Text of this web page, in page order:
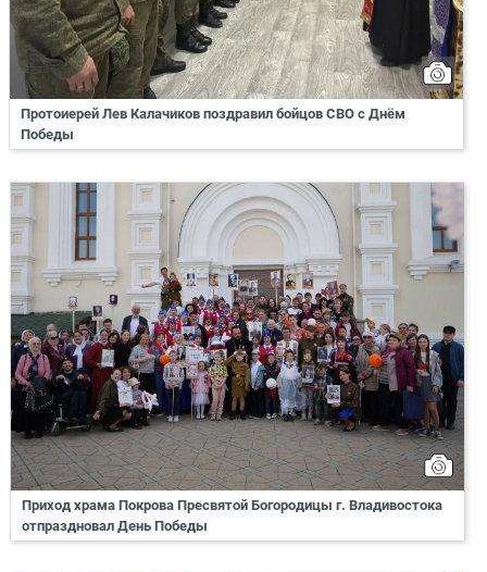
Протоиерей Лев Калачиков поздравил бойцов СВО с Днём
Победы
Приход храма Покрова Пресвятой Богородицы г. Владивостока
отпраздновал День Победы